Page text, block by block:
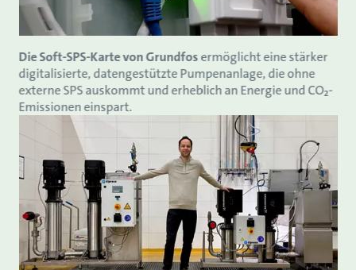
Die Soft-SPS-Karte von Grundfosermöglicht eine stärker
digitalisierte, datengestützte Pumpenanlage, die ohne
externe SPS auskommt und erheblich an Energie und CO₂-
Emissionen einspart.